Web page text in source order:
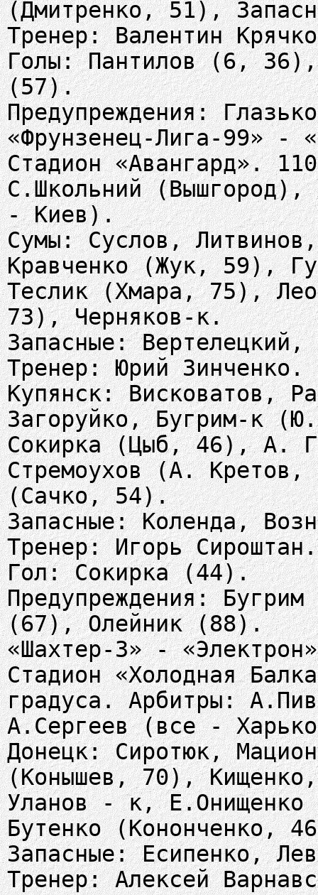
(Дмитренко, 51),
Тренер: Валентин
Голы: Пантилов (6,
(57).
Предупреждения:
«Фрунзенец-Лига-99»
Стадион «Авангард».
С.Школьний
- Киев).
Сумы: Суслов,
Кравченко (Жук, 59),
Теслик (Хмара, 75),
73), Черняков-к.
Запасные:
Тренер: Юрий Зинченко.
Купянск: Висковатов,
Загоруйко, Бугрим-к
Сокирка (Цыб, 46), А.
Стремоухов (А. Кретов,
(Сачко, 54).
Запасные: Коленда,
Тренер: Игорь Сироштан.
Гол: Сокирка (44).
Предупреждения:
(67), Олейник (88).
«Шахтер-3» -
Стадион «Холодная
градуса. Арбитры:
А.Сергеев (все -
Донецк: Сиротюк,
(Конышев, 70),
Уланов - к,
Бутенко (Кононченко,
Запасные: Есипенко,
Тренер: Алексей